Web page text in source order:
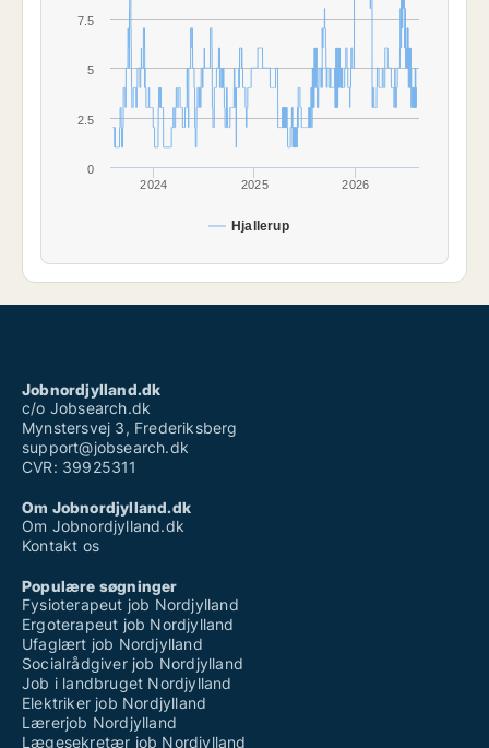
Hjallerup
2024 2025 2026
0
2.5
5
7.5
Jobnordjylland.dk
c/o Jobsearch.dk
Mynstersvej 3, Frederiksberg
support@jobsearch.dk
CVR: 39925311
Om Jobnordjylland.dk
Om Jobnordjylland.dk
Kontakt os
Populære søgninger
Fysioterapeut job Nordjylland
Ergoterapeut job Nordjylland
Ufaglært job Nordjylland
Socialrådgiver job Nordjylland
Job i landbruget Nordjylland
Elektriker job Nordjylland
Lærerjob Nordjylland
Lægesekretær job Nordjylland